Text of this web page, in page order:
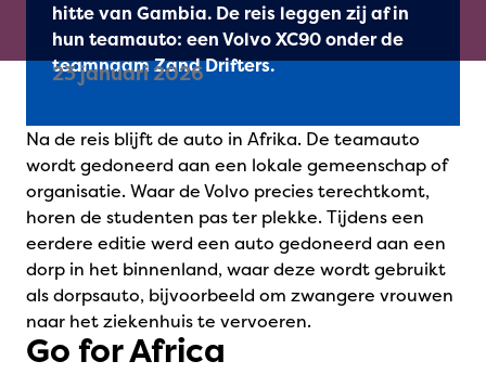
hitte van Gambia. De reis leggen zij af in
hun teamauto: een Volvo XC90 onder de
teamnaam Zand Drifters.
23 januari 2026
Na de reis blijft de auto in Afrika. De teamauto
wordt gedoneerd aan een lokale gemeenschap of
organisatie. Waar de Volvo precies terechtkomt,
horen de studenten pas ter plekke. Tijdens een
eerdere editie werd een auto gedoneerd aan een
dorp in het binnenland, waar deze wordt gebruikt
als dorpsauto, bijvoorbeeld om zwangere vrouwen
naar het ziekenhuis te vervoeren.
Go for Africa